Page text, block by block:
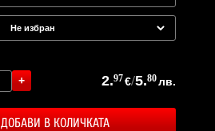
2.97€/5.80лв.
ДОБАВИ В КОЛИЧКАТА